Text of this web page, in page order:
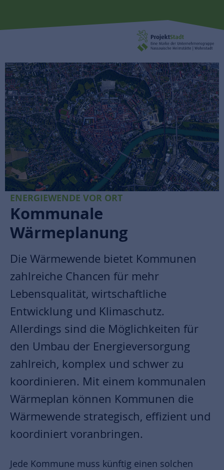
ENERGIEWENDE VOR ORT
Kommunale
Wärmeplanung
Die Wärmewende bietet Kommunen
zahlreiche Chancen für mehr
Lebensqualität, wirtschaftliche
Entwicklung und Klimaschutz.
Allerdings sind die Möglichkeiten für
den Umbau der Energieversorgung
zahlreich, komplex und schwer zu
koordinieren. Mit einem kommunalen
Wärmeplan können Kommunen die
Wärmewende strategisch, effizient und
koordiniert voranbringen.
Jede Kommune muss künftig einen solchen